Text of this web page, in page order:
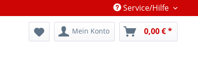
Service/Hilfe
Mein Konto 0,00 € *